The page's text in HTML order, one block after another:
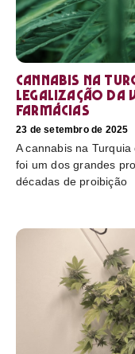
Cannabis na
legalização da
farmácias
23 de setembro de 2025
A cannabis na
foi um dos grandes
décadas de proibição